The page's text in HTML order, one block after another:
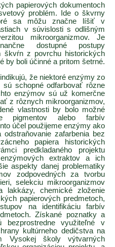
papierových dokumentoch
problém. Ide o škvrny
sa môžu značne líšiť v
v súvislosti s odlišným
mikroorganizmov. Je
dostupné postupy
škvŕn z povrchu historických
by boli účinné a pritom šetrné.
že niektoré enzýmy zo
schopné odfarbovať rôzne
enzýmov sú už komerčne
z rôznych mikroorganizmov,
vlastnosti by bolo možné
pigmentov alebo farbív
účel použijeme enzýmy ako
zafarbenia bez
papiera historických
predkladaného projektu
extraktov a ich
aspekty danej problematiky
zodpovedných za tvorbu
selekciu mikroorganizmov
lakkázy, chemické zloženie
papierových predmetoch,
na identifikáciu farbív
Získané poznatky a
bezprostredne využiteľné v
kultúrneho dedičstva na
Vysokej školy výtvarných